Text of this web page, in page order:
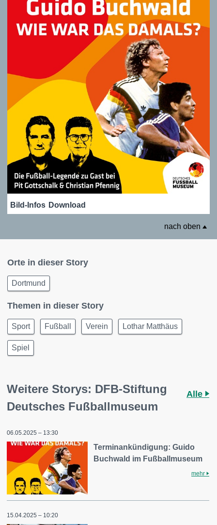
Bild-Infos Download
nach oben
Orte in dieser Story
Dortmund
Themen in dieser Story
Sport Fußball Verein Lothar Matthäus
Spiel
Weitere Storys: DFB-Stiftung
Deutsches Fußballmuseum
Alle
06.05.2025 – 13:30
Terminankündigung: Guido
Buchwald im Fußballmuseum
mehr
15.04.2025 – 10:20